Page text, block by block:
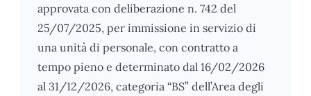
approvata con deliberazione n. 742 del
25/07/2025, per immissione in servizio di
una unità di personale, con contratto a
tempo pieno e determinato dal 16/02/2026
al 31/12/2026, categoria “BS” dell’Area degli